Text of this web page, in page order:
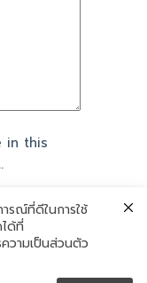
in this
รณ์ที่ดีในการใช้
ด้ที่
วามเป็นส่วนตัว